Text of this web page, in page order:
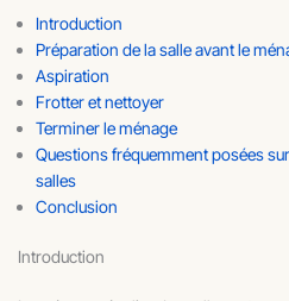
Introduction
Préparation de la salle avant le
Aspiration
Frotter et nettoyer
Terminer le ménage
Questions fréquemment posées
salles
Conclusion
Introduction